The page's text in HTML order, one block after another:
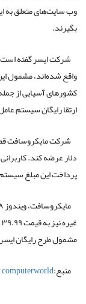
وب سایت‌های متعلق به
بگیرند.
واقع شده‌اند، مشمول
کشورهای آسیایی از
ارتقا رایگان سیستم
پرداخت این مبلغ سیستم عامل
مشمول طرح رایگان
منبع:computerworld